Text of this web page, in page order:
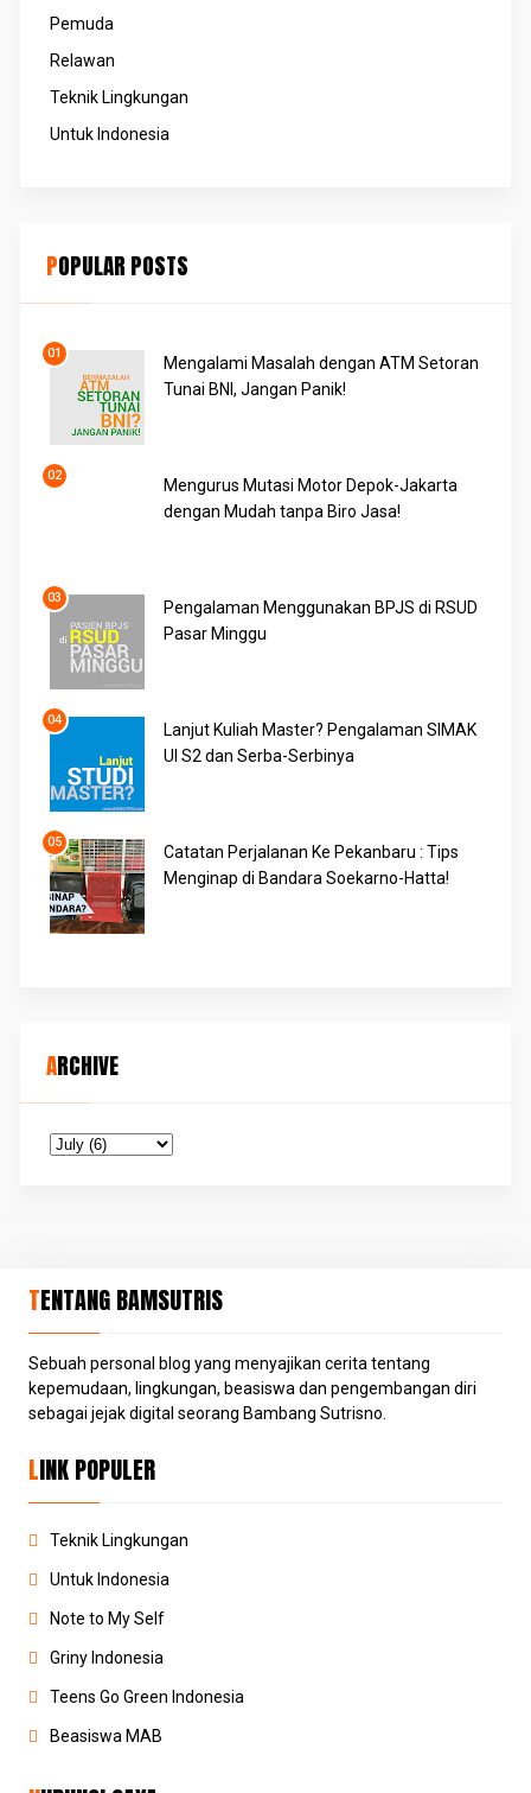
Pemuda
Relawan
Teknik Lingkungan
Untuk Indonesia
POPULAR POSTS
Mengalami Masalah dengan ATM Setoran
Tunai BNI, Jangan Panik!
Mengurus Mutasi Motor Depok-Jakarta
dengan Mudah tanpa Biro Jasa!
Pengalaman Menggunakan BPJS di RSUD
Pasar Minggu
Lanjut Kuliah Master? Pengalaman SIMAK
UI S2 dan Serba-Serbinya
Catatan Perjalanan Ke Pekanbaru : Tips
Menginap di Bandara Soekarno-Hatta!
ARCHIVE
TENTANG BAMSUTRIS
Sebuah personal blog yang menyajikan cerita tentang
kepemudaan, lingkungan, beasiswa dan pengembangan diri
sebagai jejak digital seorang Bambang Sutrisno.
LINK POPULER
Teknik Lingkungan
Untuk Indonesia
Note to My Self
Griny Indonesia
Teens Go Green Indonesia
Beasiswa MAB